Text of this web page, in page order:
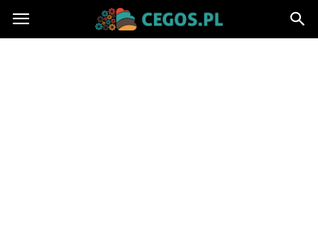
Cegos.pl